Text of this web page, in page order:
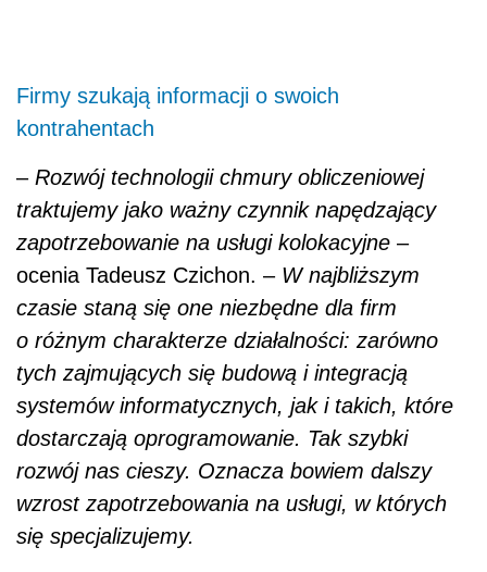
Firmy szukają informacji o swoich
kontrahentach
– Rozwój technologii chmury obliczeniowej
traktujemy jako ważny czynnik napędzający
zapotrzebowanie na usługi kolokacyjne –
ocenia Tadeusz Czichon. – W najbliższym
czasie staną się one niezbędne dla firm
o różnym charakterze działalności: zarówno
tych zajmujących się budową i integracją
systemów informatycznych, jak i takich, które
dostarczają oprogramowanie. Tak szybki
rozwój nas cieszy. Oznacza bowiem dalszy
wzrost zapotrzebowania na usługi, w których
się specjalizujemy.